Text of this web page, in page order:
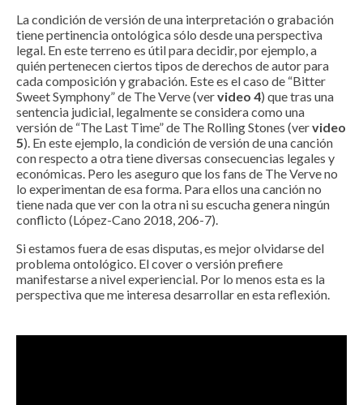
La condición de versión de una interpretación o grabación
tiene pertinencia ontológica sólo desde una perspectiva
legal. En este terreno es útil para decidir, por ejemplo, a
quién pertenecen ciertos tipos de derechos de autor para
cada composición y grabación. Este es el caso de “Bitter
Sweet Symphony” de The Verve (vervideo 4) que tras una
sentencia judicial, legalmente se considera como una
versión de “The Last Time” de The Rolling Stones (vervideo
5). En este ejemplo, la condición de versión de una canción
con respecto a otra tiene diversas consecuencias legales y
económicas. Pero les aseguro que los fans de The Verve no
lo experimentan de esa forma. Para ellos una canción no
tiene nada que ver con la otra ni su escucha genera ningún
conflicto (López-Cano 2018, 206-7).
Si estamos fuera de esas disputas, es mejor olvidarse del
problema ontológico. El cover o versión prefiere
manifestarse a nivel experiencial. Por lo menos esta es la
perspectiva que me interesa desarrollar en esta reflexión.